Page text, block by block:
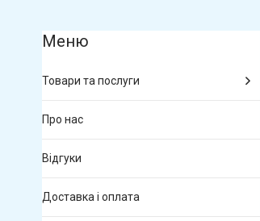
Товари та послуги
Про нас
Відгуки
Доставка і оплата